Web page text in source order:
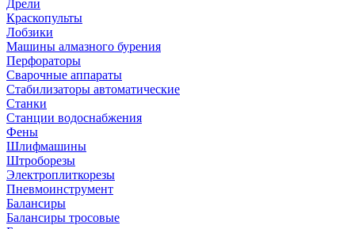
Дрели
Краскопульты
Лобзики
Машины алмазного бурения
Перфораторы
Сварочные аппараты
Стабилизаторы автоматические
Станки
Станции водоснабжения
Фены
Шлифмашины
Штроборезы
Электроплиткорезы
Пневмоинструмент
Балансиры
Балансиры тросовые